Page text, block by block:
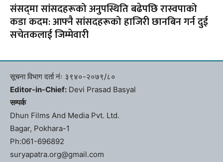
संसद्‌मा सांसदहरूको अनुपस्थिति बढेपछि रास्वपाको
कडा कदम: आफ्नै सांसदहरूको हाजिरी छानबिन गर्न दुई
सचेतकलाई जिम्मेवारी
सूचना विभाग दर्ता नंः ३९४०-२०७९/८०
Editor-in-Chief: Devi Prasad Basyal
सम्पर्क
Dhun Films And Media Pvt. Ltd.
Bagar, Pokhara-1
Ph:061-696892
suryapatra.org@gmail.com